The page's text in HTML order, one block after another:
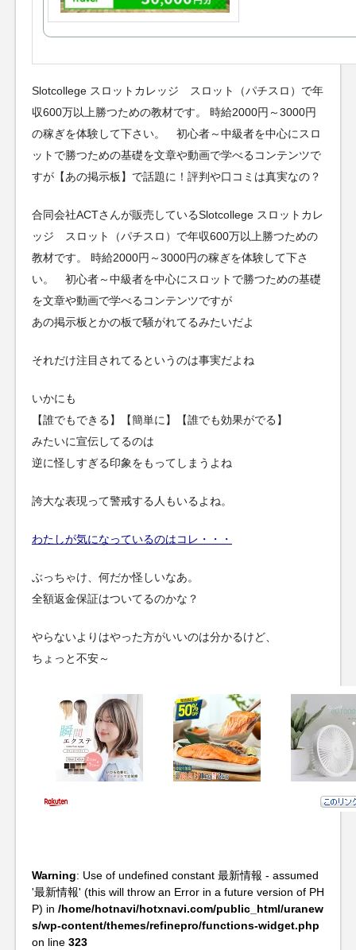
Slotcollege スロットカレッジ スロット（パチスロ）で年
収600万以上勝つための教材です。 時給2000円～3000円
の稼ぎを体験して下さい。 初心者～中級者を中心にスロ
ットで勝つための基礎を文章や動画で学べるコンテンツで
すが【あの掲示板】で話題に！評判や口コミは真実なの？
合同会社ACTさんが販売しているSlotcollege スロットカレ
ッジ スロット（パチスロ）で年収600万以上勝つための
教材です。 時給2000円～3000円の稼ぎを体験して下さ
い。 初心者～中級者を中心にスロットで勝つための基礎
を文章や動画で学べるコンテンツですが
あの掲示板とかの板で騒がれてるみたいだよ
それだけ注目されてるというのは事実だよね
いかにも
【誰でもできる】【簡単に】【誰でも効果がでる】
みたいに宣伝してるのは
逆に怪しすぎる印象をもってしまうよね
誇大な表現って警戒する人もいるよね。
わたしが気になっているのはコレ・・・
ぶっちゃけ、何だか怪しいなあ。
全額返金保証はついてるのかな？
やらないよりはやった方がいいのは分かるけど、
ちょっと不安～
Warning: Use of undefined constant 最新情報 - assumed
'最新情報' (this will throw an Error in a future version of PH
P) in /home/hotnavi/hotxnavi.com/public_html/uranew
s/wp-content/themes/refinepro/functions-widget.php
on line 323